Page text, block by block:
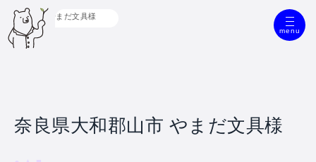
和郡山市 やまだ文具様
menu
奈良県大和郡山市 やまだ文具様